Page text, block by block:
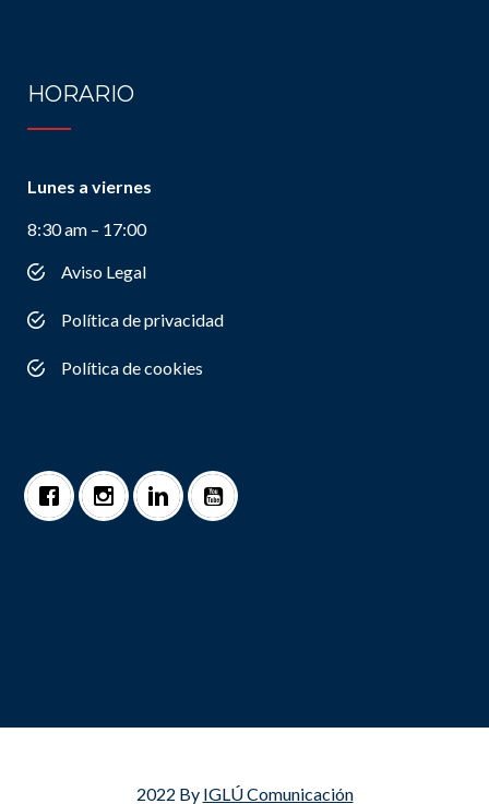
HORARIO
Lunes a viernes
8:30 am – 17:00
Aviso Legal
Política de privacidad
Política de cookies
2022 By IGLÚ Comunicación